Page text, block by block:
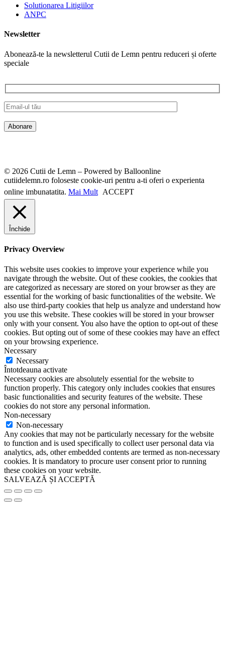
Solutionarea Litigiilor
ANPC
Newsletter
Abonează-te la newsletterul Cutii de Lemn pentru reduceri și oferte
speciale
© 2026 Cutii de Lemn – Powered by Balloonline
cutiidelemn.ro foloseste cookie-uri pentru a-ti oferi o experienta
online imbunatatita. Mai Mult ACCEPT
Închide
Privacy Overview
This website uses cookies to improve your experience while you
navigate through the website. Out of these cookies, the cookies that
are categorized as necessary are stored on your browser as they are
essential for the working of basic functionalities of the website. We
also use third-party cookies that help us analyze and understand how
you use this website. These cookies will be stored in your browser
only with your consent. You also have the option to opt-out of these
cookies. But opting out of some of these cookies may have an effect
on your browsing experience.
Necessary
Necessary
Întotdeauna activate
Necessary cookies are absolutely essential for the website to
function properly. This category only includes cookies that ensures
basic functionalities and security features of the website. These
cookies do not store any personal information.
Non-necessary
Non-necessary
Any cookies that may not be particularly necessary for the website
to function and is used specifically to collect user personal data via
analytics, ads, other embedded contents are termed as non-necessary
cookies. It is mandatory to procure user consent prior to running
these cookies on your website.
SALVEAZĂ ȘI ACCEPTĂ